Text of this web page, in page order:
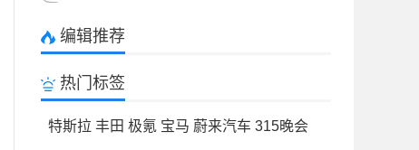
编辑推荐
热门标签
特斯拉 丰田 极氪 宝马 蔚来汽车 315晚会